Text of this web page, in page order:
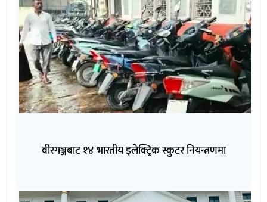
वीरगञ्जबाट १४ भारतीय इलेक्ट्रिक स्कुटर नियन्त्रणमा